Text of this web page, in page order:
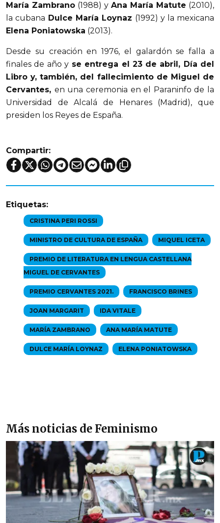
María Zambrano(1988) yAna María Matute (2010),
la cubana Dulce María Loynaz (1992) y la mexicana
Elena Poniatowska (2013).
Desde su creación en 1976, el galardón se falla a
finales de año yse entrega el 23 de abril, Día del
Libro y, también, del fallecimiento de Miguel de
Cervantes, en una ceremonia en el Paraninfo de la
Universidad de Alcalá de Henares (Madrid), que
presiden los Reyes de España.
Compartir:
Etiquetas:
CRISTINA PERI ROSSI
MINISTRO DE CULTURA DE ESPAÑA MIQUEL ICETA
PREMIO DE LITERATURA EN LENGUA CASTELLANA
MIGUEL DE CERVANTES
PREMIO CERVANTES 2021. FRANCISCO BRINES
JOAN MARGARIT IDA VITALE
MARÍA ZAMBRANO ANA MARÍA MATUTE
DULCE MARÍA LOYNAZ ELENA PONIATOWSKA
Más noticias de Feminismo